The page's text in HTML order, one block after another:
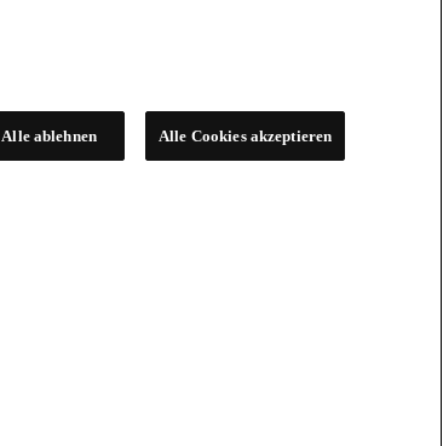
Alle ablehnen Alle Cookies akzeptieren